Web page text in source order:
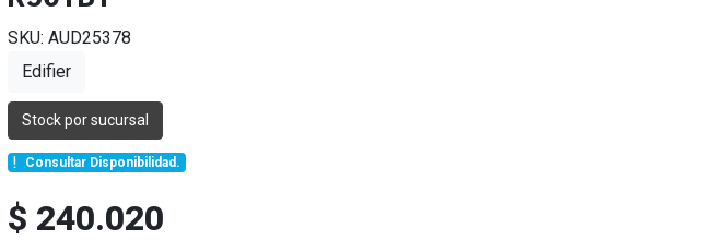
SKU: AUD25378
Edifier
Stock por sucursal
Consultar Disponibilidad.
$ 240.020